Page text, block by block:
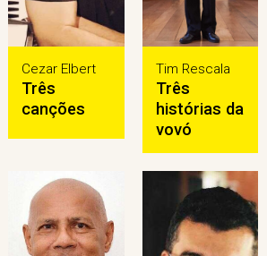
Cezar Elbert
Três
canções
Tim Rescala
Três
histórias da
vovó